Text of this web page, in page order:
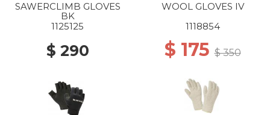
SAWERCLIMB GLOVES
BK
1125125
$ 290
WOOL GLOVES IV
1118854
$ 175$ 350